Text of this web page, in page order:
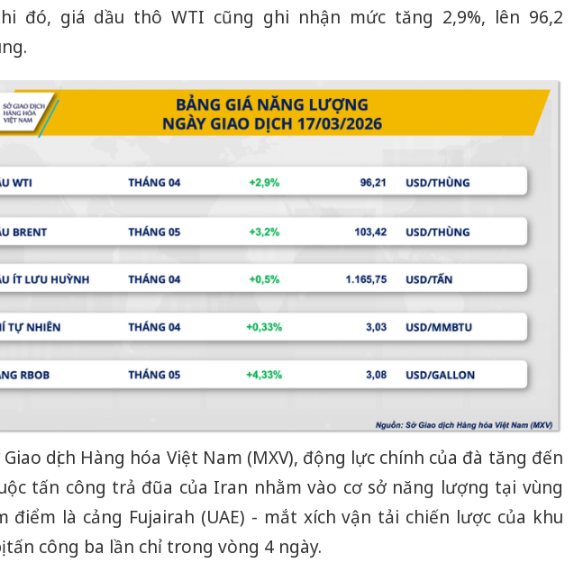
đó, giá dầu thô WTI cũng ghi nhận mức tăng 2,9%, lên 96,2
Giao dịch Hàng hóa Việt Nam (MXV), động lực chính của đà tăng đến
tấn công trả đũa của Iran nhằm vào cơ sở năng lượng tại vùng
điểm là cảng Fujairah (UAE) - mắt xích vận tải chiến lược của khu
tấn công ba lần chỉ trong vòng 4 ngày.